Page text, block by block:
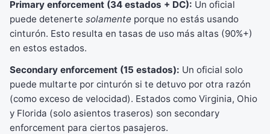
Primary enforcement (34 estados + DC): Un oficial
puede detenerte solamente porque no estás usando
cinturón. Esto resulta en tasas de uso más altas (90%+)
en estos estados.
Secondary enforcement (15 estados): Un oficial solo
puede multarte por cinturón si te detuvo por otra razón
(como exceso de velocidad). Estados como Virginia, Ohio
y Florida (solo asientos traseros) son secondary
enforcement para ciertos pasajeros.